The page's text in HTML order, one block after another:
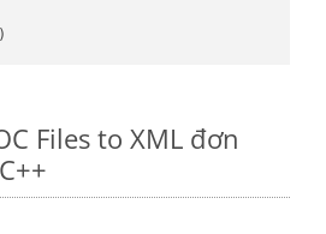
Files to XML đơn